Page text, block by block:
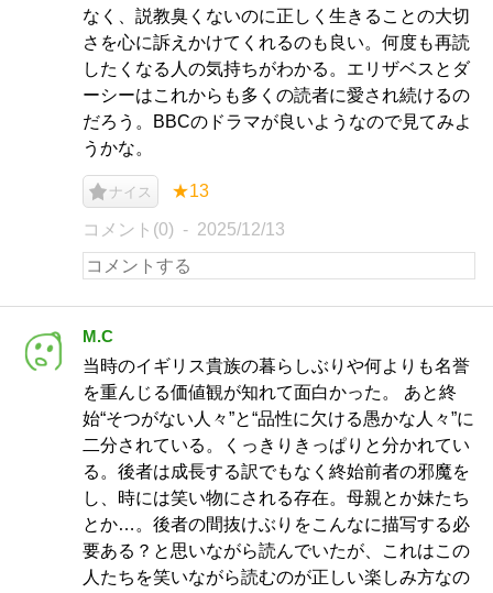
なく、説教臭くないのに正しく生きることの大切
さを心に訴えかけてくれるのも良い。何度も再読
したくなる人の気持ちがわかる。エリザベスとダ
ーシーはこれからも多くの読者に愛され続けるの
だろう。BBCのドラマが良いようなので見てみよ
うかな。
ナイス ★13
コメント(0) 2025/12/13
M.C
当時のイギリス貴族の暮らしぶりや何よりも名誉
を重んじる価値観が知れて面白かった。 あと終
始“そつがない人々”と“品性に欠ける愚かな人々”に
二分されている。くっきりきっぱりと分かれてい
る。後者は成長する訳でもなく終始前者の邪魔を
し、時には笑い物にされる存在。母親とか妹たち
とか…。後者の間抜けぶりをこんなに描写する必
要ある？と思いながら読んでいたが、これはこの
人たちを笑いながら読むのが正しい楽しみ方なの